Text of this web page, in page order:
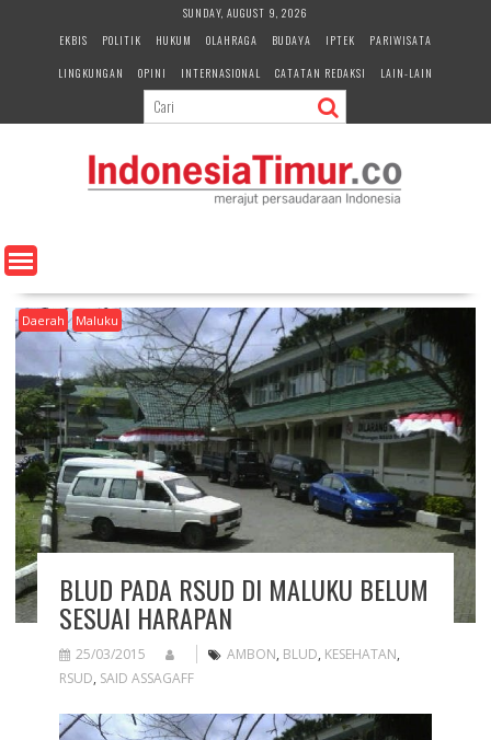
e
n
SUNDAY, AUGUST 9, 2026
EKBIS
POLITIK HUKUM OLAHRAGA BUDAYA IPTEK
PARIWISATA
LINGKUNGAN
OPINI INTERNASIONAL CATATAN REDAKSI LAIN-LAIN
Daerah Maluku
BLUD PADA RSUD DI MALUKU BELUM
SESUAI HARAPAN
25/03/2015 AMBON, BLUD, KESEHATAN,
RSUD, SAID ASSAGAFF